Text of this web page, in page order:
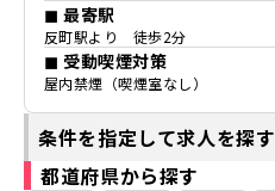
◼ 最寄駅
反町駅より 徒歩2分
◼ 受動喫煙対策
屋内禁煙（喫煙室なし）
条件を指定して求人を探す
都道府県から探す